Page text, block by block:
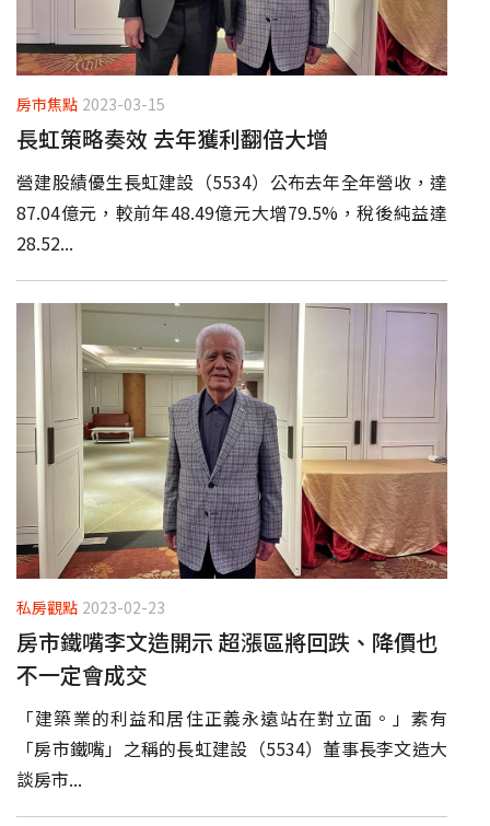
房市焦點 2023-03-15
長虹策略奏效 去年獲利翻倍大增
營建股績優生長虹建設（5534）公布去年全年營收，達
87.04億元，較前年48.49億元大增79.5%，稅後純益達
28.52...
私房觀點 2023-02-23
房市鐵嘴李文造開示 超漲區將回跌、降價也
不一定會成交
「建築業的利益和居住正義永遠站在對立面。」素有
「房市鐵嘴」之稱的長虹建設（5534）董事長李文造大
談房市...